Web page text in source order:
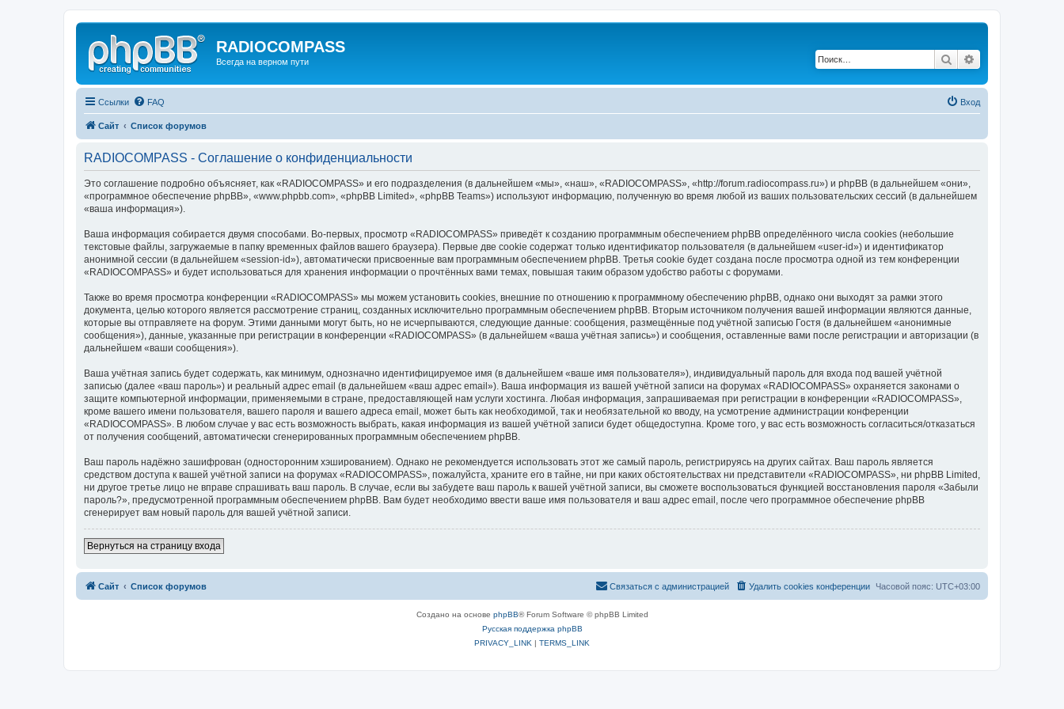
RADIOCOMPASS
Всегда на верном пути Поиск
Ссылки FAQ Вход
Сайт Список форумов
RADIOCOMPASS - Соглашение о конфиденциальности
Это соглашение подробно объясняет, как «RADIOCOMPASS» и его подразделения (в дальнейшем «мы», «наш», «RADIOCOMPASS», «http://forum.radiocompass.ru») и phpBB (в дальнейшем «они»,
«программное обеспечение phpBB», «www.phpbb.com», «phpBB Limited», «phpBB Teams») используют информацию, полученную во время любой из ваших пользовательских сессий (в дальнейшем
«ваша информация»).
Ваша информация собирается двумя способами. Во-первых, просмотр «RADIOCOMPASS» приведёт к созданию программным обеспечением phpBB определённого числа cookies (небольшие
текстовые файлы, загружаемые в папку временных файлов вашего браузера). Первые две cookie содержат только идентификатор пользователя (в дальнейшем «user-id») и идентификатор
анонимной сессии (в дальнейшем «session-id»), автоматически присвоенные вам программным обеспечением phpBB. Третья cookie будет создана после просмотра одной из тем конференции
«RADIOCOMPASS» и будет использоваться для хранения информации о прочтённых вами темах, повышая таким образом удобство работы с форумами.
Также во время просмотра конференции «RADIOCOMPASS» мы можем установить cookies, внешние по отношению к программному обеспечению phpBB, однако они выходят за рамки этого
документа, целью которого является рассмотрение страниц, созданных исключительно программным обеспечением phpBB. Вторым источником получения вашей информации являются данные,
которые вы отправляете на форум. Этими данными могут быть, но не исчерпываются, следующие данные: сообщения, размещённые под учётной записью Гостя (в дальнейшем «анонимные
сообщения»), данные, указанные при регистрации в конференции «RADIOCOMPASS» (в дальнейшем «ваша учётная запись») и сообщения, оставленные вами после регистрации и авторизации (в
дальнейшем «ваши сообщения»).
Ваша учётная запись будет содержать, как минимум, однозначно идентифицируемое имя (в дальнейшем «ваше имя пользователя»), индивидуальный пароль для входа под вашей учётной
записью (далее «ваш пароль») и реальный адрес email (в дальнейшем «ваш адрес email»). Ваша информация из вашей учётной записи на форумах «RADIOCOMPASS» охраняется законами о
защите компьютерной информации, применяемыми в стране, предоставляющей нам услуги хостинга. Любая информация, запрашиваемая при регистрации в конференции «RADIOCOMPASS»,
кроме вашего имени пользователя, вашего пароля и вашего адреса email, может быть как необходимой, так и необязательной ко вводу, на усмотрение администрации конференции
«RADIOCOMPASS». В любом случае у вас есть возможность выбрать, какая информация из вашей учётной записи будет общедоступна. Кроме того, у вас есть возможность согласиться/отказаться
от получения сообщений, автоматически сгенерированных программным обеспечением phpBB.
Ваш пароль надёжно зашифрован (односторонним хэшированием). Однако не рекомендуется использовать этот же самый пароль, регистрируясь на других сайтах. Ваш пароль является
средством доступа к вашей учётной записи на форумах «RADIOCOMPASS», пожалуйста, храните его в тайне, ни при каких обстоятельствах ни представители «RADIOCOMPASS», ни phpBB Limited,
ни другое третье лицо не вправе спрашивать ваш пароль. В случае, если вы забудете ваш пароль к вашей учётной записи, вы сможете воспользоваться функцией восстановления пароля «Забыли
пароль?», предусмотренной программным обеспечением phpBB. Вам будет необходимо ввести ваше имя пользователя и ваш адрес email, после чего программное обеспечение phpBB
сгенерирует вам новый пароль для вашей учётной записи.
Вернуться на страницу входа
Сайт Список форумов Часовой пояс: UTC+03:00
Удалить cookies конференции
Связаться с администрацией
Создано на основе phpBB® Forum Software © phpBB Limited
Русская поддержка phpBB
PRIVACY_LINK | TERMS_LINK